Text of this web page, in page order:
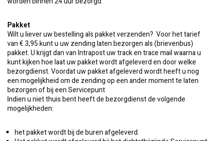
Pakket
Wilt u liever uw bestelling als pakket verzenden? Voor het tarief
van € 3,95 kunt u uw zending laten bezorgen als (brievenbus)
pakket. U krijgt dan van Intrapost uw track en trace mail waarna u
kunt kijken hoe laat uw pakket wordt afgeleverd en door welke
bezorgdienst. Voordat uw pakket afgeleverd wordt heeft u nog
een mogelijkheid om de zending op een ander moment te laten
bezorgen of bij een Servicepunt
Indien u niet thuis bent heeft de bezorgdienst de volgende
mogelijkheden:
het pakket wordt bij de buren afgeleverd.